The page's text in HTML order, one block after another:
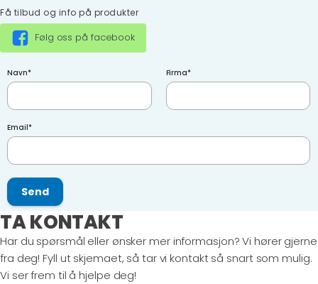
Få tilbud og info på produkter
Følg oss på facebook
Navn* Firma*
Email*
Send
TA KONTAKT
Har du spørsmål eller ønsker mer informasjon? Vi hører gjerne
fra deg! Fyll ut skjemaet, så tar vi kontakt så snart som mulig.
Vi ser frem til å hjelpe deg!